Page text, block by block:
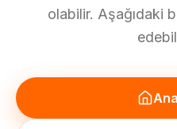
olabilir. Aşağıdaki